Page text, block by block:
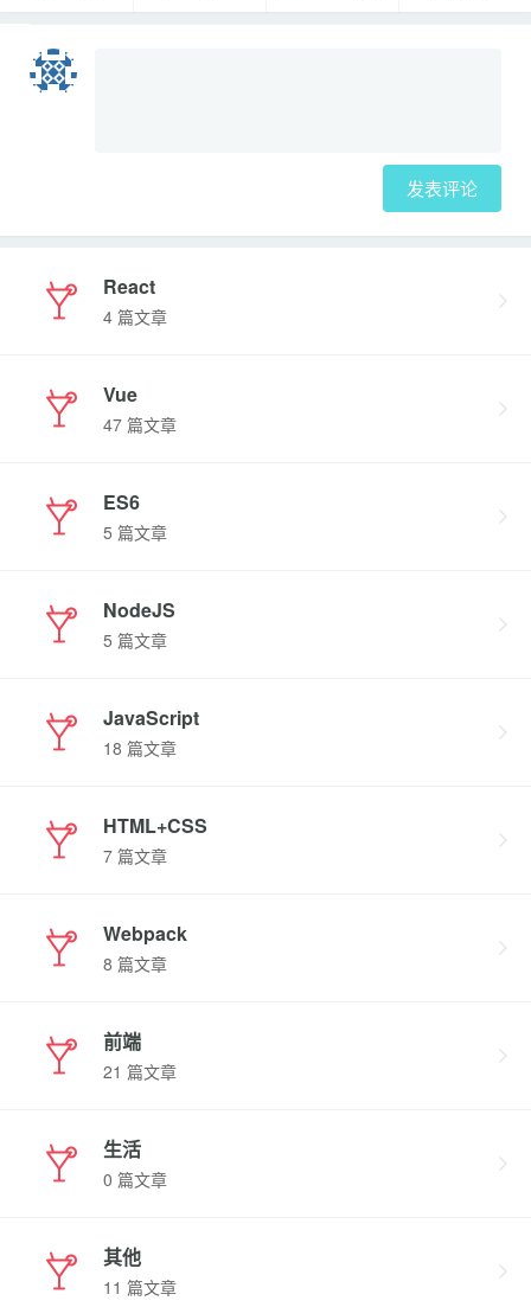
发表评论
React
4 篇文章
Vue
47 篇文章
ES6
5 篇文章
NodeJS
5 篇文章
JavaScript
18 篇文章
HTML+CSS
7 篇文章
Webpack
8 篇文章
前端
21 篇文章
生活
0 篇文章
其他
11 篇文章